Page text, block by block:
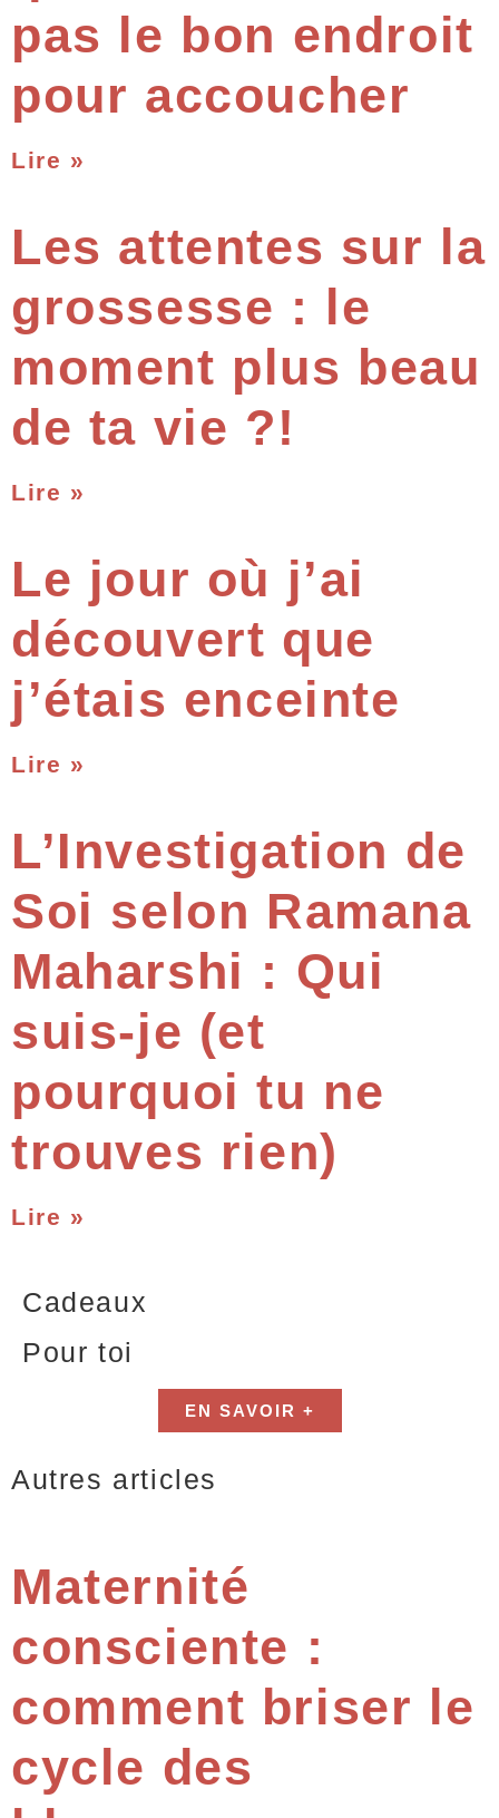
pas le bon endroit
pour accoucher
Lire »
Les attentes sur la
grossesse : le
moment plus beau
de ta vie ?!
Lire »
Le jour où j’ai
découvert que
j’étais enceinte
Lire »
L’Investigation de
Soi selon Ramana
Maharshi : Qui
suis-je (et
pourquoi tu ne
trouves rien)
Lire »
Cadeaux
Pour toi
EN SAVOIR +
Autres articles
Maternité
consciente :
comment briser le
cycle des